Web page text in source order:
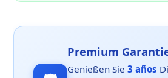
Premium
Genießen Sie3 años